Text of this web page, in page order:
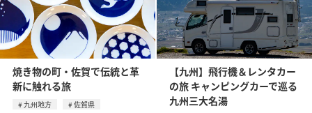
焼き物の町・佐賀で伝統と革
新に触れる旅
九州地方 佐賀県
【九州】飛行機＆レンタカー
の旅 キャンピングカーで巡る
九州三大名湯